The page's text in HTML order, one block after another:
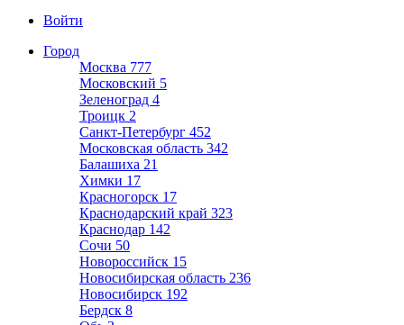
Войти
Город
Москва 777
Московский 5
Зеленоград 4
Троицк 2
Санкт-Петербург 452
Московская область 342
Балашиха 21
Химки 17
Красногорск 17
Краснодарский край 323
Краснодар 142
Сочи 50
Новороссийск 15
Новосибирская область 236
Новосибирск 192
Бердск 8